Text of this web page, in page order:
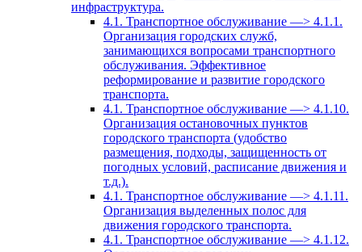
инфраструктура.
4.1. Транспортное обслуживание —> 4.1.1.
Организация городских служб,
занимающихся вопросами транспортного
обслуживания. Эффективное
реформирование и развитие городского
транспорта.
4.1. Транспортное обслуживание —> 4.1.10.
Организация остановочных пунктов
городского транспорта (удобство
размещения, подходы, защищенность от
погодных условий, расписание движения и
т.д.).
4.1. Транспортное обслуживание —> 4.1.11.
Организация выделенных полос для
движения городского транспорта.
4.1. Транспортное обслуживание —> 4.1.12.